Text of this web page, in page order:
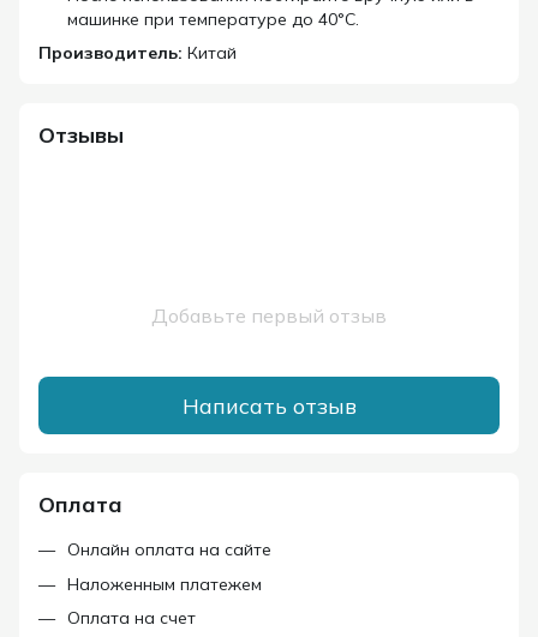
машинке при температуре до 40°C.
Производитель: Китай
Отзывы
Добавьте первый отзыв
Написать отзыв
Оплата
Онлайн оплата на сайте
Наложенным платежем
Оплата на счет